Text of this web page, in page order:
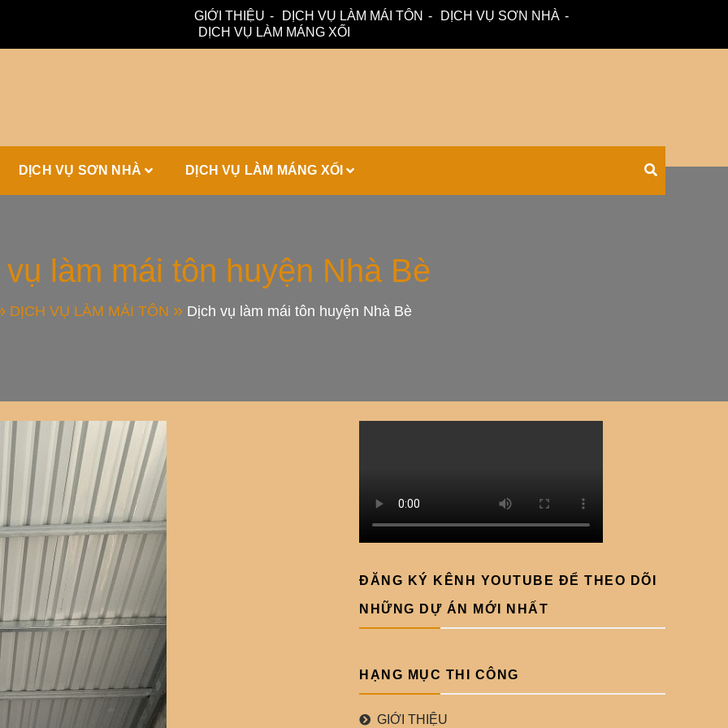
GIỚI THIỆU DỊCH VỤ LÀM MÁI TÔN
DỊCH VỤ SƠN NHÀ
DỊCH VỤ LÀM MÁNG XỐI
Tôn, Máng Xối Chuyên
DỊCH VỤ SƠN NHÀ DỊCH VỤ LÀM MÁNG XỐI
làm mái tôn huyện Nhà Bè
DỊCH VỤ LÀM MÁI TÔN Dịch vụ làm mái tôn huyện Nhà Bè
ĐĂNG KÝ KÊNH YOUTUBE ĐỂ THEO DÕI
NHỮNG DỰ ÁN MỚI NHẤT
HẠNG MỤC THI CÔNG
GIỚI THIỆU